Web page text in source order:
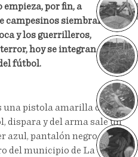
por fin, a
campesinos siembran
y los guerrilleros,
hoy se integran a
fútbol.
una pistola amarilla de
dispara y del arma sale un
azul, pantalón negro. El
del municipio de La
Pueblo